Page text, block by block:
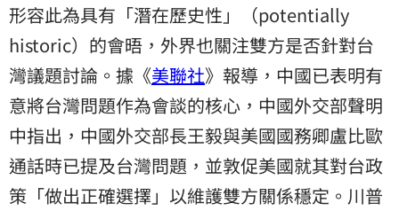
形容此為具有「潛在歷史性」（potentially
historic）的會晤，外界也關注雙方是否針對台
灣議題討論。據《美聯社》報導，中國已表明有
意將台灣問題作為會談的核心，中國外交部聲明
中指出，中國外交部長王毅與美國國務卿盧比歐
通話時已提及台灣問題，並敦促美國就其對台政
策「做出正確選擇」以維護雙方關係穩定。川普